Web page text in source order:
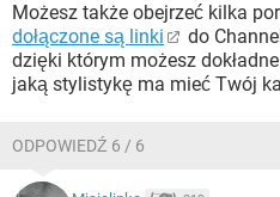
Możesz także obejrzeć kilka
dołączone są linki
do
dzięki którym możesz
jaką stylistykę ma mieć Twój
ODPOWIEDŹ 6 / 6